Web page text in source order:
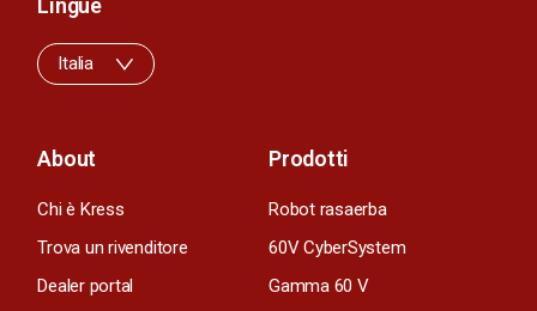
About
Chi è Kress
Trova un rivenditore
Dealer portal
Prodotti
Robot rasaerba
60V CyberSystem
Gamma 60 V
Italia